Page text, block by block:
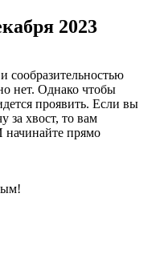
2023
сообразительностью
нет. Однако чтобы
проявить. Если вы
за хвост, то вам
начинайте прямо